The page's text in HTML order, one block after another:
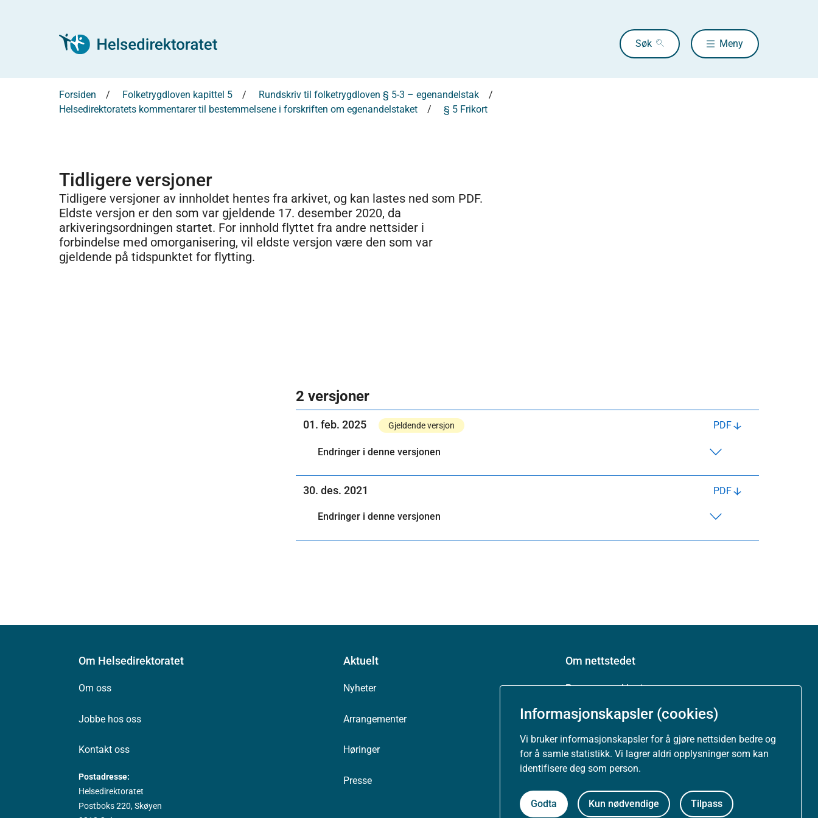
Informasjonskapsler (cookies)
Vi bruker informasjonskapsler for å gjøre nettsiden bedre og
for å samle statistikk. Vi lagrer aldri opplysninger som kan
identifisere deg som person.
Godta Kun nødvendige Tilpass
Søk Meny
Forsiden Folketrygdloven kapittel 5
Rundskriv til folketrygdloven § 5-3 – egenandelstak
Helsedirektoratets kommentarer til bestemmelsene i forskriften om egenandelstaket
§ 5 Frikort
Tidligere versjoner
Tidligere versjoner av innholdet hentes fra arkivet, og kan lastes ned som PDF.
Eldste versjon er den som var gjeldende 17. desember 2020, da
arkiveringsordningen startet. For innhold flyttet fra andre nettsider i
forbindelse med omorganisering, vil eldste versjon være den som var
gjeldende på tidspunktet for flytting.
2 versjoner
PDF
01. feb. 2025 Gjeldende versjon
Endringer i denne versjonen
PDF
30. des. 2021
Endringer i denne versjonen
Om Helsedirektoratet
Om oss
Jobbe hos oss
Kontakt oss
Postadresse:
Helsedirektoratet
Postboks 220, Skøyen
Aktuelt
Nyheter
Arrangementer
Høringer
Presse
Om nettstedet
Personvernerklæring
Tilgjengelighetserklæring (uustatus.no)
Besøksstatistikk og informasjonskapsler
Åpne data (API)